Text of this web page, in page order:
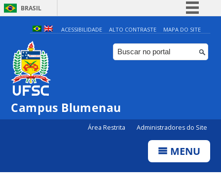
BRASIL
Simplifique!
Comunica BR
Participe
ACESSIBILIDADE ALTO CONTRASTE MAPA DO SITE
Campus Blumenau
Área Restrita Administradores do Site
MENU